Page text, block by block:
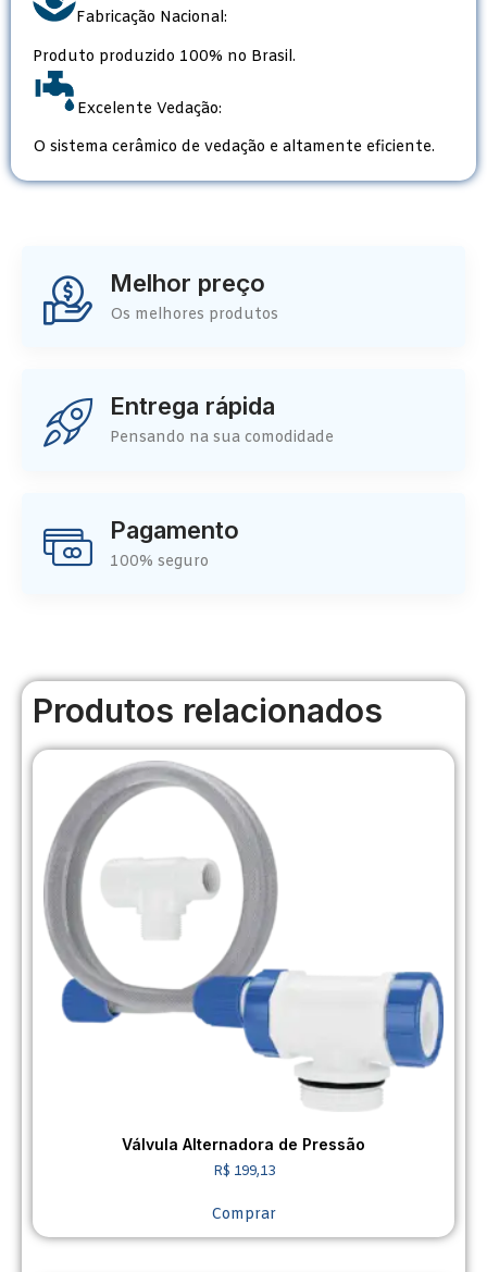
Fabricação Nacional:
Produto produzido 100% no Brasil.
Excelente Vedação:
O sistema cerâmico de vedação e altamente eficiente.
Melhor preço
Os melhores produtos
Entrega rápida
Pensando na sua comodidade
Pagamento
100% seguro
Produtos relacionados
Válvula Alternadora de Pressão
R$ 199,13
Comprar